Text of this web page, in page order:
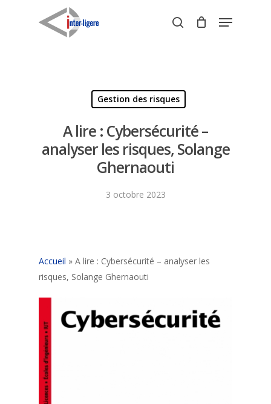
search
Menu
Gestion des risques
A lire : Cybersécurité –
analyser les risques, Solange
Ghernaouti
3 octobre 2023
Accueil » A lire : Cybersécurité – analyser les
risques, Solange Ghernaouti